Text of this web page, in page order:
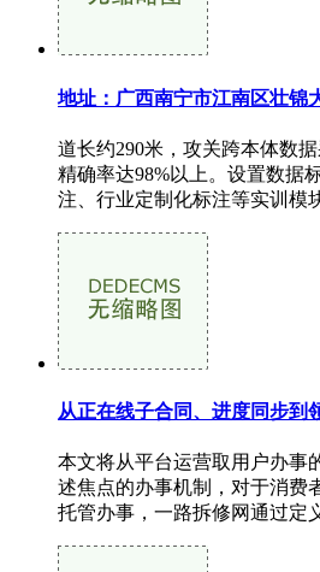
地址：广西南宁市江南区壮锦
道长约290米，攻关跨本体数
精确率达98%以上。设置数据
注、行业定制化标注等实训模
从正在线子合同、进度同步到
本文将从平台运营取用户办事
述焦点的办事机制，对于消费
托管办事，一路拆修网通过定